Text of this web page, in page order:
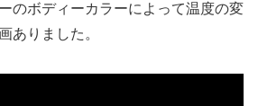
のボディーカラーによって温度の変
ありました。